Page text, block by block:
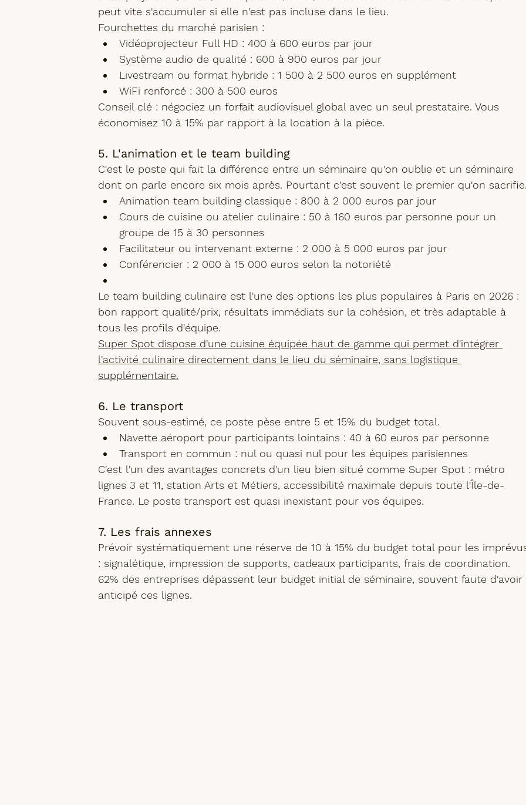
peut vite s'accumuler si elle n'est pas incluse dans le lieu.
Fourchettes du marché parisien :
Vidéoprojecteur Full HD : 400 à 600 euros par jour
Système audio de qualité : 600 à 900 euros par jour
Livestream ou format hybride : 1 500 à 2 500 euros en supplément
WiFi renforcé : 300 à 500 euros
Conseil clé : négociez un forfait audiovisuel global avec un seul prestataire. Vous
économisez 10 à 15% par rapport à la location à la pièce.
5. L'animation et le team building
C'est le poste qui fait la différence entre un séminaire qu'on oublie et un séminaire
dont on parle encore six mois après. Pourtant c'est souvent le premier qu'on
Animation team building classique : 800 à 2 000 euros par jour
Cours de cuisine ou atelier culinaire : 50 à 160 euros par personne pour un
groupe de 15 à 30 personnes
Facilitateur ou intervenant externe : 2 000 à 5 000 euros par jour
Conférencier : 2 000 à 15 000 euros selon la notoriété
Le team building culinaire est l'une des options les plus populaires à Paris en 2026 :
bon rapport qualité/prix, résultats immédiats sur la cohésion, et très adaptable à
tous les profils d'équipe.
Super Spot dispose d'une cuisine équipée haut de gamme qui permet d'intégrer
l'activité culinaire directement dans le lieu du séminaire, sans logistique
supplémentaire.
6. Le transport
Souvent sous-estimé, ce poste pèse entre 5 et 15% du budget total.
Navette aéroport pour participants lointains : 40 à 60 euros par personne
Transport en commun : nul ou quasi nul pour les équipes parisiennes
C'est l'un des avantages concrets d'un lieu bien situé comme Super Spot : métro
lignes 3 et 11, station Arts et Métiers, accessibilité maximale depuis toute l'Île-de-
France. Le poste transport est quasi inexistant pour vos équipes.
7. Les frais annexes
Prévoir systématiquement une réserve de 10 à 15% du budget total pour les
: signalétique, impression de supports, cadeaux participants, frais de coordination.
62% des entreprises dépassent leur budget initial de séminaire, souvent faute d'avoir
anticipé ces lignes.